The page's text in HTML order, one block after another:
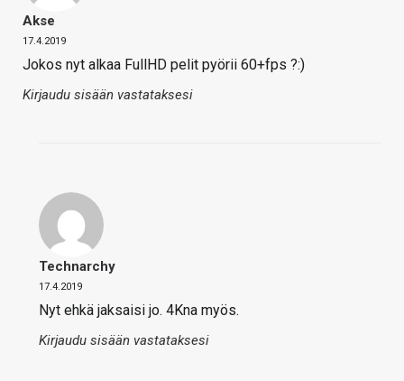
Akse
17.4.2019
Jokos nyt alkaa FullHD pelit pyörii 60+fps ?:)
Kirjaudu sisään vastataksesi
Technarchy
17.4.2019
Nyt ehkä jaksaisi jo. 4Kna myös.
Kirjaudu sisään vastataksesi